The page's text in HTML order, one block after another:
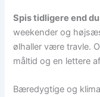
Spis tidligere end
weekender og
ølhaller være travle.
måltid og en lettere
Bæredygtige og